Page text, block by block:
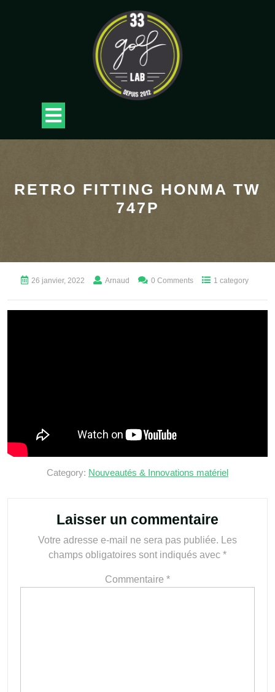
Button
RETRO FITTING HONMA TW
747P
26 janvier, 2022 Arnaud 0 Comments 1 category
Category: Nouveautés & Innovations matériel
Laisser un commentaire
Votre adresse e-mail ne sera pas publiée.
Les
champs obligatoires sont indiqués avec *
Commentaire *